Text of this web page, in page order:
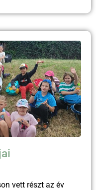
vett részt az év